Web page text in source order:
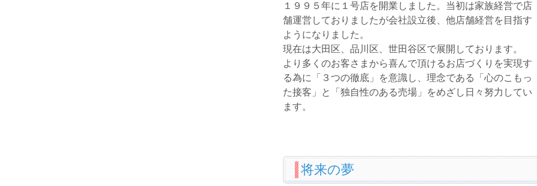
１９９５年に１号店を開業しました。当初は家族経営で店
舗運営しておりましたが会社設立後、他店舗経営を目指す
ようになりました。
現在は大田区、品川区、世田谷区で展開しております。
より多くのお客さまから喜んで頂けるお店づくりを実現す
る為に「３つの徹底」を意識し、理念である「心のこもっ
た接客」と「独自性のある売場」をめざし日々努力してい
ます。
将来の夢